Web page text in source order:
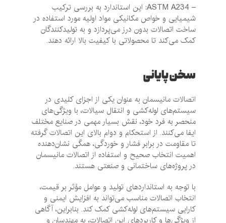
– ASTM A234: این استاندارد به بررسی ترکیب
شیمیایی و خواص مکانیکی مواد اولیه مورد استفاده در
ساخت اتصالات بدون درز می‌پردازد و به تولیدکنندگان
کمک می‌کند تا محصولاتی با کیفیت بالا ارائه دهند.
سخن پایانی
اتصالات مانیسمان به عنوان یکی از اجزای کلیدی در
سیستم‌های لوله‌کشی و انتقال سیالات، با ویژگی‌های
منحصر به فرد خود، نقش بسیار مهمی در صنایع مختلف
ایفا می‌کنند. از استحکام و دوام بالای این اتصالات گرفته
تا مقاومت در برابر فشار و خوردگی، همگی نشان‌دهنده
اهمیت انتخاب صحیح و استفاده از اتصالات مانیسمان
در پروژه‌های ساختمانی و صنعتی هستند.
با توجه به استانداردهای تولید و عوامل مؤثر بر قیمت،
انتخاب اتصالات مناسب می‌تواند به افزایش ایمنی و
کارایی سیستم‌های لوله‌کشی کمک کند. بنابراین، آگاهی
از ویژگی‌ها و کاربردهای این اتصالات، به مهندسان و